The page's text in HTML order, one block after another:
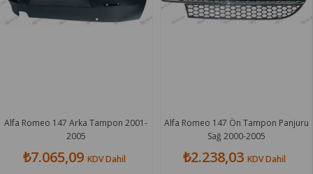
147 Arka Tampon 2001-
KDV Dahil
Alfa Romeo 147 Ön Tampon Panjuru
Sağ 2000-2005
₺2.238,03KDV Dahil
Alfa